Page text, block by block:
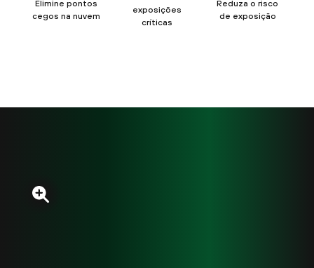
Elimine pontos
cegos na nuvem
exposições
críticas
Reduza o risco
de exposição